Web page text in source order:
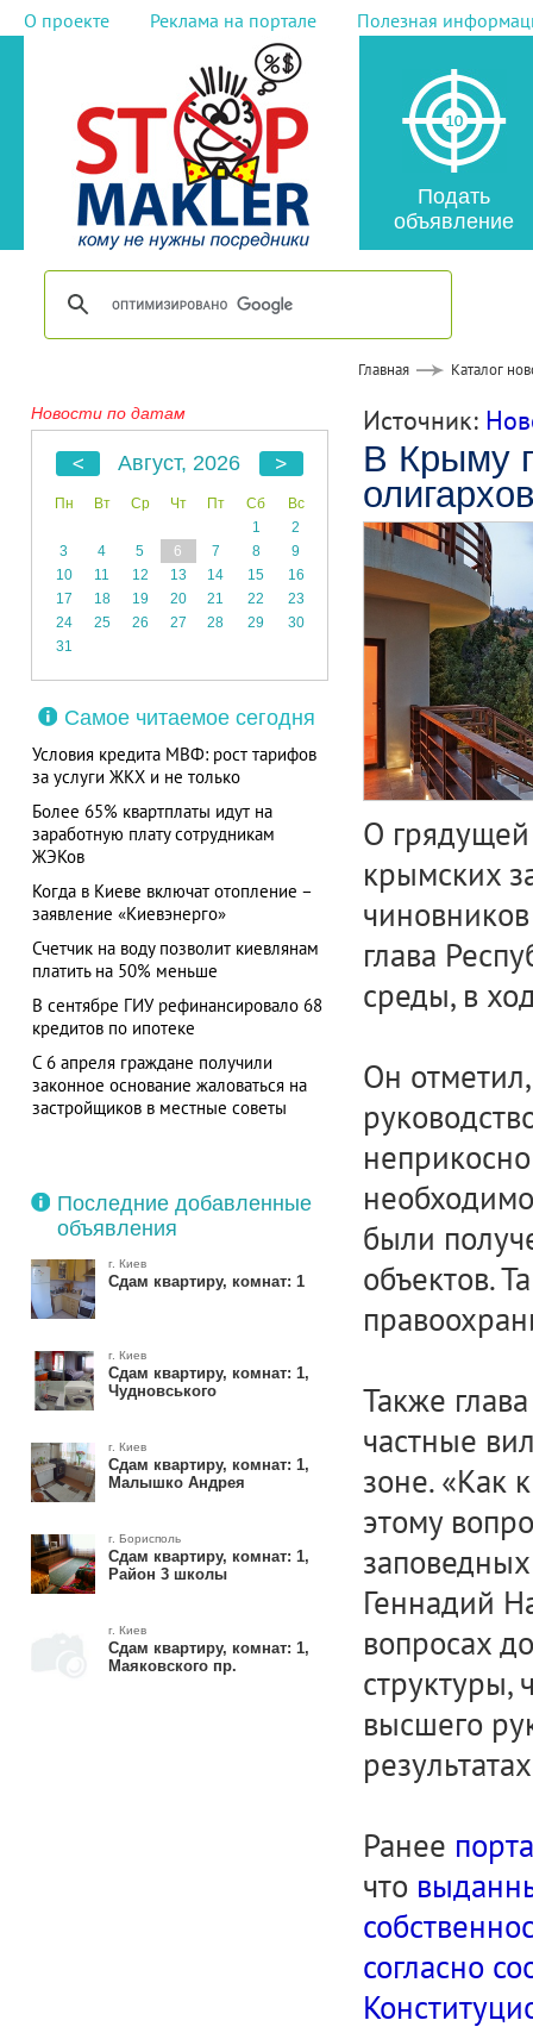
О проекте Реклама на портале Полезная
Подать
объявление
Главная Каталог
Новости по датам
Август, 2026
Пн Вт Ср Чт Пт Сб
Вс
1
2
3
4 5 6 7 8
9
10
11 12 13 14 15
16
17
18 19 20 21 22
23
24
25 26 27 28 29
30
31
Самое читаемое сегодня
Условия кредита МВФ: рост тарифов
за услуги ЖКХ и не только
Более 65% квартплаты идут на
заработную плату сотрудникам
ЖЭКов
Когда в Киеве включат отопление –
заявление «Киевэнерго»
Счетчик на воду позволит киевлянам
платить на 50% меньше
В сентябре ГИУ рефинансировало 68
кредитов по ипотеке
С 6 апреля граждане получили
законное основание жаловаться на
застройщиков в местные советы
Последние добавленные
объявления
г. Киев
Сдам квартиру, комнат: 1
г. Киев
Сдам квартиру, комнат: 1,
Чудновського
г. Киев
Сдам квартиру, комнат: 1,
Малышко Андрея
г. Борисполь
Сдам квартиру, комнат: 1,
Район 3 школы
г. Киев
Сдам квартиру, комнат: 1,
Маяковского пр.
Источник:
В Крыму
О грядущей
крымских
глава
среды, в
Он
были
объектов.
Также
частные
зоне. «Как
этому
Геннадий
вопросах
структуры,
высшего
Ранее
что
согласно